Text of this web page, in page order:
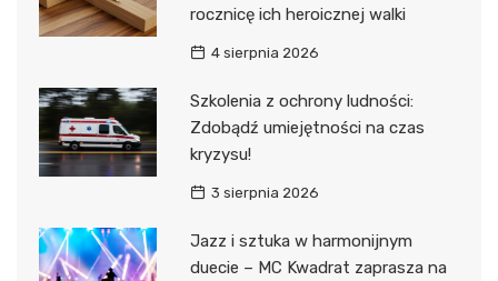
rocznicę ich heroicznej walki
4 sierpnia 2026
Szkolenia z ochrony ludności:
Zdobądź umiejętności na czas
kryzysu!
3 sierpnia 2026
Jazz i sztuka w harmonijnym
duecie – MC Kwadrat zaprasza na